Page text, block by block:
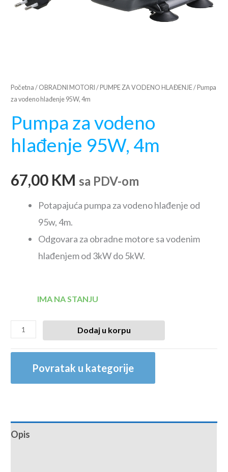
Početna / OBRADNI MOTORI /PUMPE ZA VODENO HLAĐENJE/ Pumpa
za vodeno hlađenje 95W, 4m
Pumpa za vodeno
hlađenje 95W, 4m
67,00 KM sa PDV-om
Potapajuća pumpa za vodeno hlađenje od
95w, 4m.
Odgovara za obradne motore sa vodenim
hlađenjem od 3kW do 5kW.
IMA NA STANJU
Dodaj u korpu
Povratak u kategorije
Opis